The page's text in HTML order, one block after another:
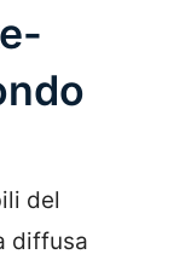
del
diffusa